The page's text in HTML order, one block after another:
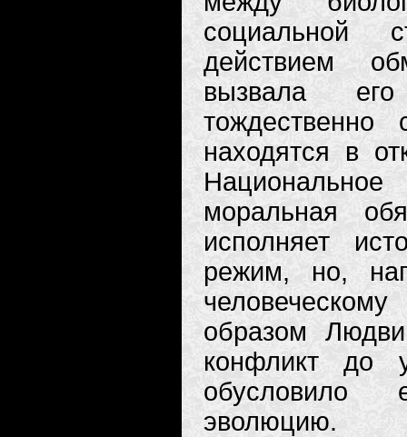
социальной
действием
вызвала
находятся в
моральная
исполняет
режим, но,
образом
конфликт до
обусловило
эволюцию.